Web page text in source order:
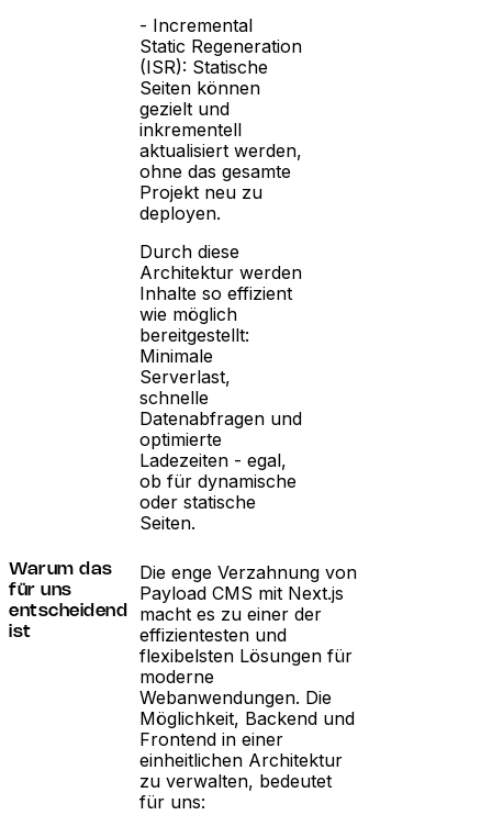
- Incremental
Static Regeneration
(ISR): Statische
Seiten können
gezielt und
inkrementell
aktualisiert werden,
ohne das gesamte
Projekt neu zu
deployen.
Durch diese
Architektur werden
Inhalte so effizient
wie möglich
bereitgestellt:
Minimale
Serverlast,
schnelle
Datenabfragen und
optimierte
Ladezeiten - egal,
ob für dynamische
oder statische
Seiten.
Warum das
für uns
entscheidend
ist
Die enge Verzahnung von
Payload CMS mit Next.js
macht es zu einer der
effizientesten und
flexibelsten Lösungen für
moderne
Webanwendungen. Die
Möglichkeit, Backend und
Frontend in einer
einheitlichen Architektur
zu verwalten, bedeutet
für uns: